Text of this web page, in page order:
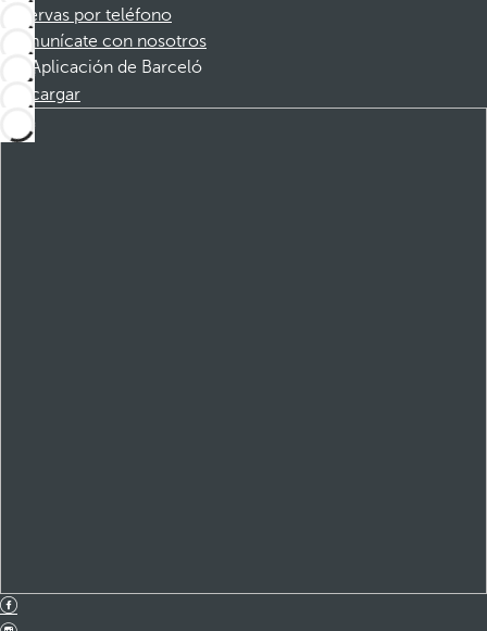
Reservas por teléfono
Comunícate con nosotros
Aplicación de Barceló
Descargar